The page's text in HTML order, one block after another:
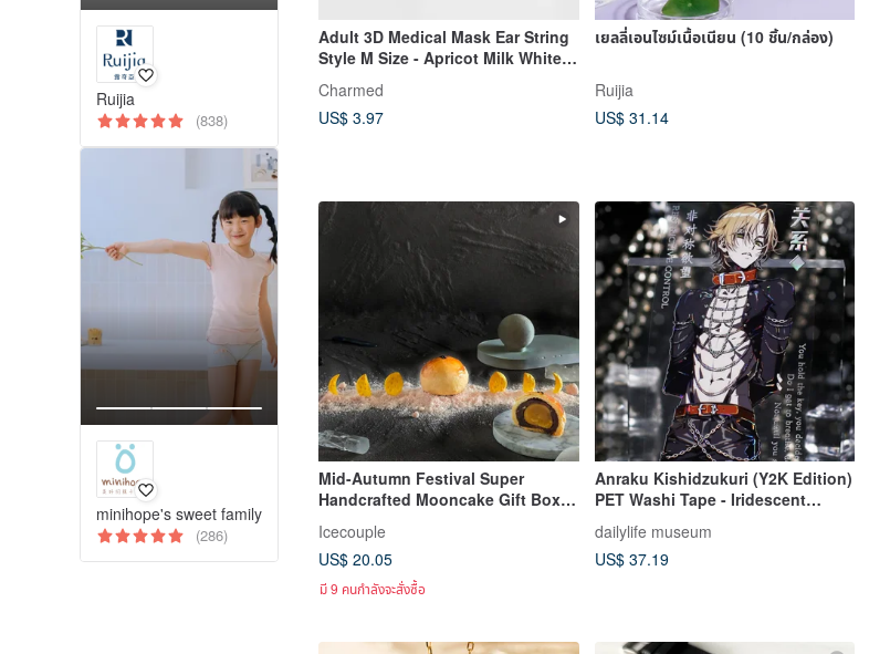
Ruijia
(838)
minihope's sweet family
(286)
Adult 3D Medical Mask Ear String
Style M Size - Apricot Milk White
Charmed
US$ 3.97
เยลลี่เอนไซม์เนื้อเนียน (10 ชิ้น/กล่อง)
Ruijia
US$ 31.14
Mid-Autumn Festival Super
Handcrafted Mooncake Gift Box -
6 pcs / 10 pcs
Icecouple
US$ 20.05
มี 9 คนกำลังจะสั่งซื้อ
Anraku Kishidzukuri (Y2K Edition)
PET Washi Tape - Iridescent
Finish, 10m Roll
dailylife museum
US$ 37.19